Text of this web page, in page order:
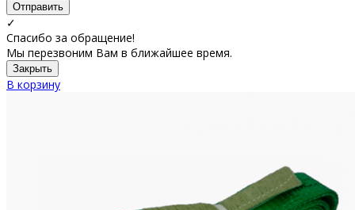
Отправить
✓
Спасибо за обращение!
Мы перезвоним Вам в ближайшее время.
Закрыть
В корзину